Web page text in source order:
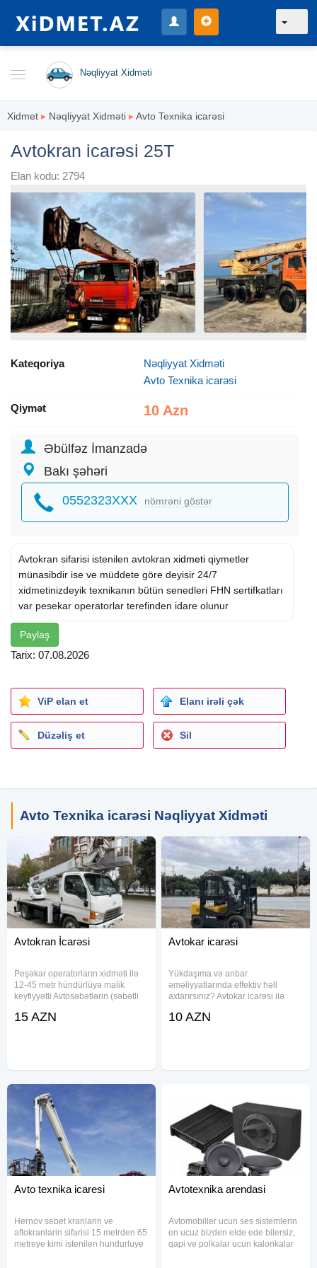
Nəqliyyat Xidməti
Xidmet ▸ Nəqliyyat Xidməti ▸Avto Texnika icarəsi
Avtokran icarəsi 25T
Elan kodu: 2794
Kateqoriya
Nəqliyyat Xidməti
Avto Texnika icarəsi
Qiymət 10 Azn
Əbülfəz İmanzadə
Bakı şəhəri
0552323XXX nömrəni göstər
Avtokran sifarisi istenilen avtokran xidmeti qiymetler
münasibdir ise ve müddete göre deyisir 24/7
xidmetinizdeyik texnikanın bütün senedleri FHN sertifkatları
var pesekar operatorlar terefinden idare olunur
Paylaş
Tarix: 07.08.2026
ViP elan et Elanı irəli çək
Düzəliş et Sil
Avto Texnika icarəsi Nəqliyyat Xidməti
Avtokran İcarəsi
Peşəkar operatorların xidməti ilə
12-45 metr hündürlüyə malik
keyfiyyətli Avtosəbətlərin (səbətli
səbət kirayəsi, səbət qaldırıcı
15 AZN
Avtokar icarəsi
Yükdaşıma və anbar
əməliyyatlarında effektiv həll
axtarırsınız? Avtokar icarəsi ilə
təşkil edin. Müxtəlif yükqaldırma
10 AZN
Avto texnika icaresi
Hernov sebet kranlarin ve
aftokranlarin sifarisi 15 metrden 65
metreye kimi istenilen hundurluye
Avtotexnika arendasi
Avtomobiller ucun ses sistemlerin
en ucuz bizden elde ede bilersiz,
qapi ve polkalar ucun kalonkalar